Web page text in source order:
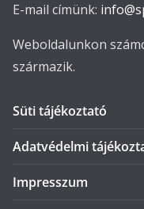
E-mail címünk:
Weboldalunkon
származik.
Süti tájékoztató
Adatvédelmi
Impresszum